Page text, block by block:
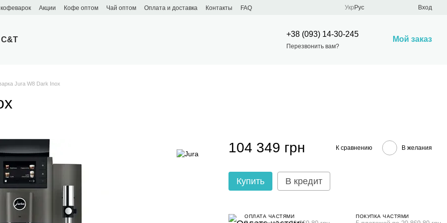
Акции Кофе оптом Чай оптом Оплата и доставка Контакты
FAQ
Укр Рус Вход
+38 (093) 14-30-245
Перезвонить вам?
Мой заказ
Jura W8 Dark Inox
104 349 грн К сравнению В желания
Купить В кредит
ОПЛАТА ЧАСТЯМИ ПОКУПКА ЧАСТЯМИ